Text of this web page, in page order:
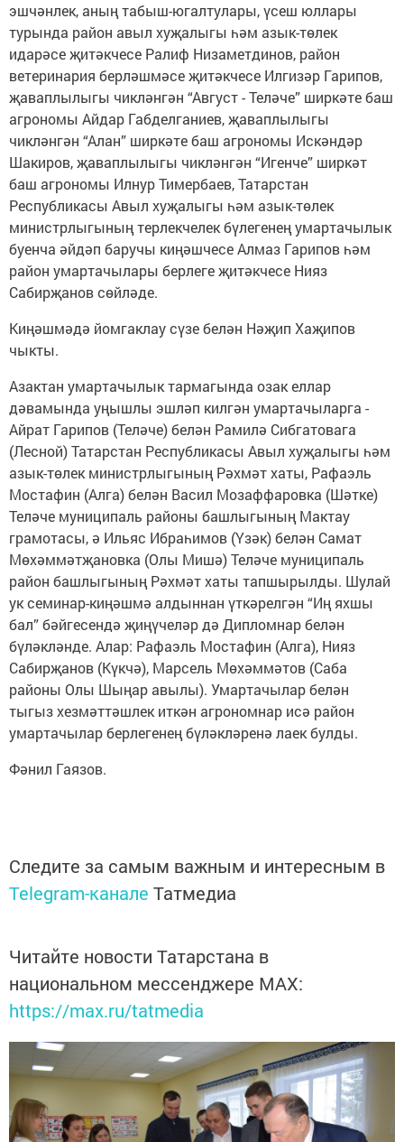
эшчәнлек, аның табыш-югалтулары, үсеш юллары
турында район авыл хуҗалыгы һәм азык-төлек
идарәсе җитәкчесе Ралиф Низаметдинов, район
ветеринария берләшмәсе җитәкчесе Илгизәр Гарипов,
җаваплылыгы чикләнгән “Август - Теләче” ширкәте баш
агрономы Айдар Габделганиев, җаваплылыгы
чикләнгән “Алан” ширкәте баш агрономы Искәндәр
Шакиров, җаваплылыгы чикләнгән “Игенче” ширкәт
баш агрономы Илнур Тимербаев, Татарстан
Республикасы Авыл хуҗалыгы һәм азык-төлек
министрлыгының терлекчелек бүлегенең умартачылык
буенча әйдәп баручы киңәшчесе Алмаз Гарипов һәм
район умартачылары берлеге җитәкчесе Нияз
Сабирҗанов сөйләде.
Киңәшмәдә йомгаклау сүзе белән Нәҗип Хаҗипов
чыкты.
Азактан умартачылык тармагында озак еллар
дәвамында уңышлы эшләп килгән умартачыларга -
Айрат Гарипов (Теләче) белән Рамилә Сибгатовага
(Лесной) Татарстан Республикасы Авыл хуҗалыгы һәм
азык-төлек министрлыгының Рәхмәт хаты, Рафаэль
Мостафин (Алга) белән Васил Мозаффаровка (Шәтке)
Теләче муниципаль районы башлыгының Мактау
грамотасы, ә Ильяс Ибраһимов (Үзәк) белән Самат
Мөхәммәтҗановка (Олы Мишә) Теләче муниципаль
район башлыгының Рәхмәт хаты тапшырылды. Шулай
ук семинар-киңәшмә алдыннан үткәрелгән “Иң яхшы
бал” бәйгесендә җиңүчеләр дә Дипломнар белән
бүләкләнде. Алар: Рафаэль Мостафин (Алга), Нияз
Сабирҗанов (Күкчә), Марсель Мөхәммәтов (Саба
районы Олы Шыңар авылы). Умартачылар белән
тыгыз хезмәттәшлек иткән агрономнар исә район
умартачылар берлегенең бүләкләренә лаек булды.
Фәнил Гаязов.
Следите за самым важным и интересным в
Telegram-канале Татмедиа
Читайте новости Татарстана в
национальном мессенджере MАХ:
https://max.ru/tatmedia